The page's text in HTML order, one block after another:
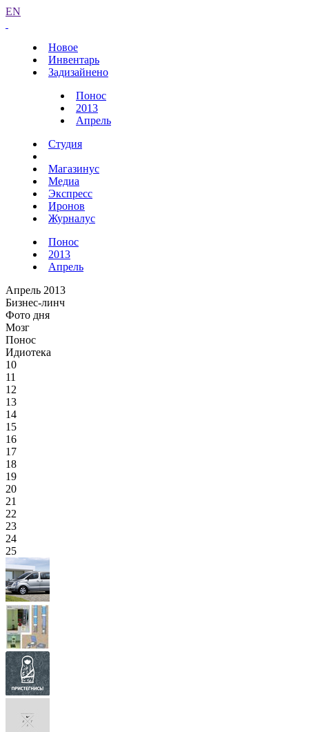
EN
Новое
Инвентарь
Задизайнено
Понос
2013
Апрель
Студия
Магазинус
Медиа
Экспресс
Иронов
Журналус
Понос
2013
Апрель
Апрель 2013
Бизнес-линч
Фото дня
Мозг
Понос
Идиотека
10
11
12
13
14
15
16
17
18
19
20
21
22
23
24
25